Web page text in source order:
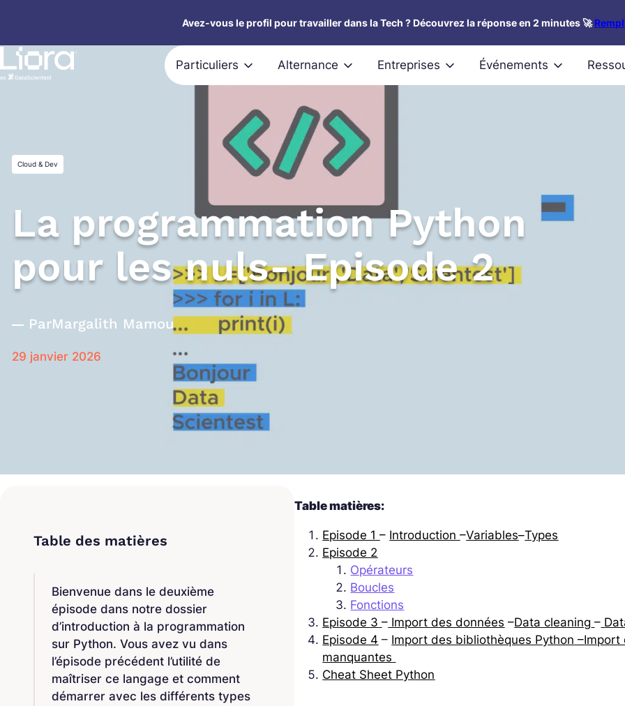
contenu
Avez-vous le profil pour travailler dans la Tech ? Découvrez la réponse en 2 minutes 🚀
Particuliers Alternance Entreprises Événements
Cloud & Dev
La programmation Python
pour les nuls- Episode 2
ParMargalith Mamou
29 janvier 2026
Bienvenue dans le deuxième
épisode dans notre dossier
d’introduction à la programmation
sur Python. Vous avez vu dans
l’épisode précédent l’utilité de
maîtriser ce langage et comment
démarrer avec les différents types
Table matières:
Episode 1– Introduction–Variables–Types
Episode 2
Opérateurs
Boucles
Fonctions
Episode 3 – Import des données –Data cleaning –
Episode 4 – Import des bibliothèques Python –Import
manquantes
Cheat Sheet Python